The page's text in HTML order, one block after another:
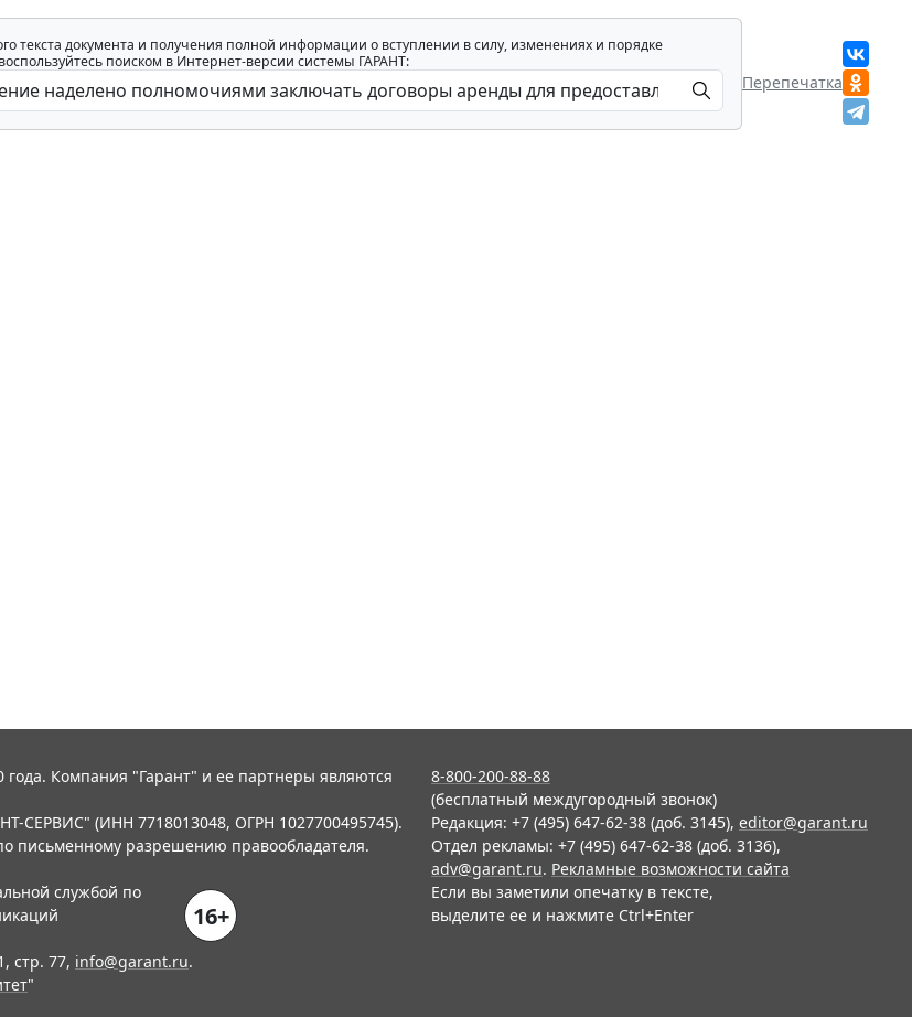
текста документа и получения полной информации о вступлении в силу, изменениях и порядке
поиском в Интернет-версии системы ГАРАНТ:
Перепечатка
Компания "Гарант" и ее партнеры являются
СЕРВИС" (ИНН 7718013048, ОГРН 1027700495745).
письменному разрешению правообладателя.
службой по
16+
стр. 77, info@garant.ru.
"
8-800-200-88-88
(бесплатный междугородный звонок)
Редакция: +7 (495) 647-62-38 (доб. 3145), editor@garant.ru
Отдел рекламы: +7 (495) 647-62-38 (доб. 3136),
adv@garant.ru. Рекламные возможности сайта
Если вы заметили опечатку в тексте,
выделите ее и нажмите Ctrl+Enter